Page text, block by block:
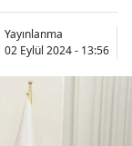
Yayınlanma
02 Eylül 2024 - 13:56